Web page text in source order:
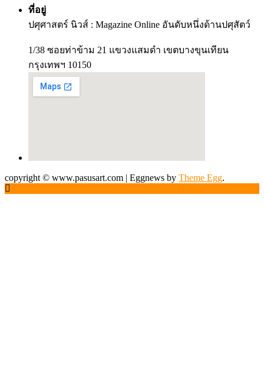
ที่อยู่
ปศุศาสตร์ นิวส์ : Magazine Online อันดับหนึ่งด้านปศุสัตว์
1/38 ซอยท่าข้าม 21 แขวงแสมดำ เขตบางขุนเทียน
กรุงเทพฯ 10150
copyright © www.pasusart.com | Eggnews by Theme Egg.